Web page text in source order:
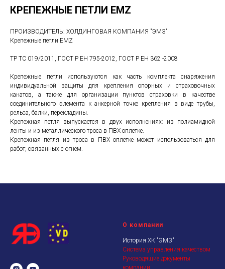
КРЕПЕЖНЫЕ ПЕТЛИ EMZ
ПРОИЗВОДИТЕЛЬ: ХОЛДИНГОВАЯ КОМПАНИЯ "ЭМЗ"
Крепежные петли EMZ
ТР ТС 019/2011, ГОСТ Р ЕН 795-2012, ГОСТ Р ЕН 362 -2008
Крепежные петли используются как часть комплекта снаряжения
индивидуальной защиты для крепления опорных и страховочных
канатов, а также для организации пунктов страховки в качестве
соединительного элемента к анкерной точке крепления в виде трубы,
рельса, балки, перекладины.
Крепежная петля выпускается в двух исполнениях: из полиамидной
ленты и из металлического троса в ПВХ оплетке.
Крепежная петля из троса в ПВХ оплетке может использоваться для
работ, связанных с огнем.
О компании
История ХК "ЭМЗ"
Система управления качеством
Руководящие документы
компании